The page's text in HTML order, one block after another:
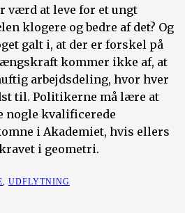
værd at leve for et ungt
klogere og bedre af det? Og
galt i, at der er forskel på
kommer ikke af, at
arbejdsdeling, hvor hver
til. Politikerne må lære at
nogle kvalificerede
i Akademiet, hvis ellers
i geometri.
UDFLYTNING